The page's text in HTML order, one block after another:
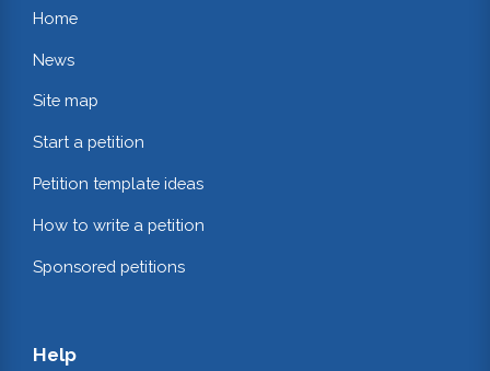
Home
News
Site map
Start a petition
Petition template ideas
How to write a petition
Sponsored petitions
Help